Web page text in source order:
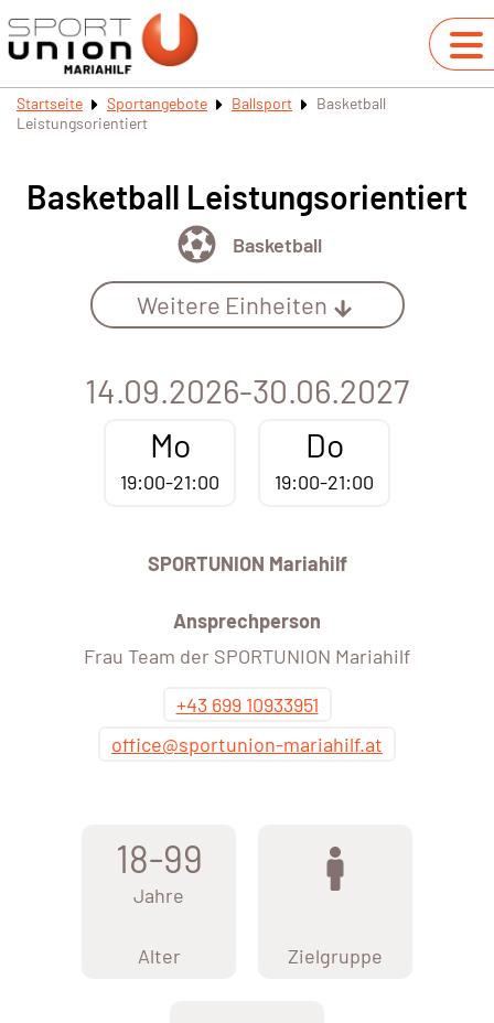
Startseite Sportangebote Ballsport
Basketball
Leistungsorientiert
Basketball Leistungsorientiert
Basketball
Weitere Einheiten
14.09.2026-30.06.2027
Mo
19:00-21:00
Do
19:00-21:00
SPORTUNION Mariahilf
Ansprechperson
Frau Team der SPORTUNION Mariahilf
+43 699 10933951
office@sportunion-mariahilf.at
18-99
Jahre
Alter Zielgruppe